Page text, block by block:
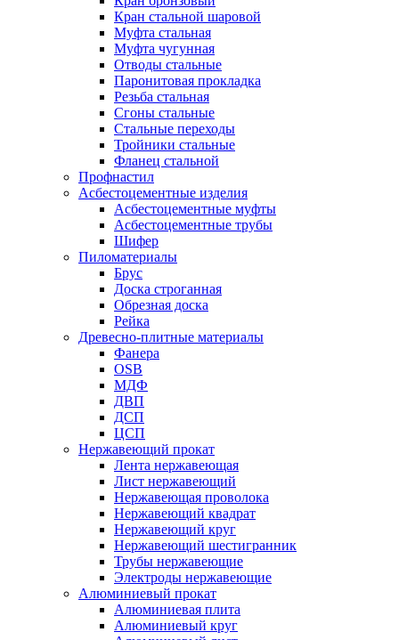
Кран стальной шаровой
Муфта стальная
Муфта чугунная
Отводы стальные
Паронитовая прокладка
Резьба стальная
Сгоны стальные
Стальные переходы
Тройники стальные
Фланец стальной
Профнастил
Асбестоцементные изделия
Асбестоцементные муфты
Асбестоцементные трубы
Шифер
Пиломатериалы
Брус
Доска строганная
Обрезная доска
Рейка
Древесно-плитные материалы
Фанера
OSB
МДФ
ДВП
ДСП
ЦСП
Нержавеющий прокат
Лента нержавеющая
Лист нержавеющий
Нержавеющая проволока
Нержавеющий квадрат
Нержавеющий круг
Нержавеющий шестигранник
Трубы нержавеющие
Электроды нержавеющие
Алюминиевый прокат
Алюминиевая плита
Алюминиевый круг